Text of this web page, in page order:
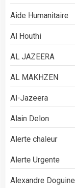
Aide Humanitaire
Al Houthi
AL JAZEERA
AL MAKHZEN
Al-Jazeera
Alain Delon
Alerte chaleur
Alerte Urgente
Alexandre Doguine